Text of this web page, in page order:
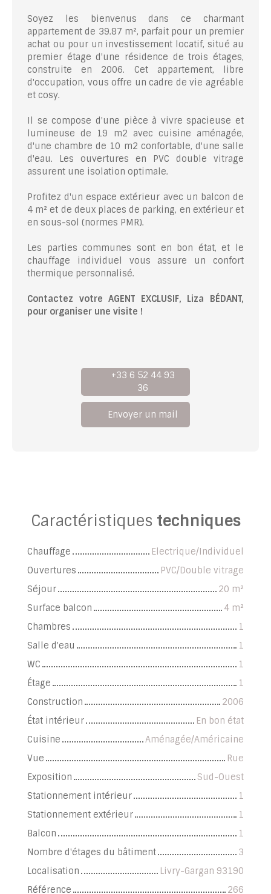
Soyez les bienvenus dans ce charmant
appartement de 39.87 m², parfait pour un premier
achat ou pour un investissement locatif, situé au
premier étage d'une résidence de trois étages,
construite en 2006. Cet appartement, libre
d'occupation, vous offre un cadre de vie agréable
et cosy.
Il se compose d'une pièce à vivre spacieuse et
lumineuse de 19 m2 avec cuisine aménagée,
d'une chambre de 10 m2 confortable, d'une salle
d'eau. Les ouvertures en PVC double vitrage
assurent une isolation optimale.
Profitez d'un espace extérieur avec un balcon de
4 m² et de deux places de parking, en extérieur et
en sous-sol (normes PMR).
Les parties communes sont en bon état, et le
chauffage individuel vous assure un confort
thermique personnalisé.
Contactez votre AGENT EXCLUSIF, Liza BÉDANT,
pour organiser une visite !
+33 6 52 44 93
36
Envoyer un mail
Caractéristiques techniques
Chauffage
Electrique/Individuel
Ouvertures
PVC/Double vitrage
Séjour
20 m²
Surface balcon
4 m²
Chambres
1
Salle d'eau
1
WC
1
Étage
1
Construction
2006
État intérieur
En bon état
Cuisine
Aménagée/Américaine
Vue
Rue
Exposition
Sud-Ouest
Stationnement intérieur
1
Stationnement extérieur
1
Balcon
1
Nombre d'étages du bâtiment
3
Localisation
Livry-Gargan 93190
Référence
266